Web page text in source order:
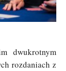
dwukrotnym
rozdaniach z